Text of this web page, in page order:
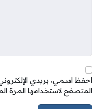
احفظ اسمي، بريدي
المتصفح لاستخدامها المرة